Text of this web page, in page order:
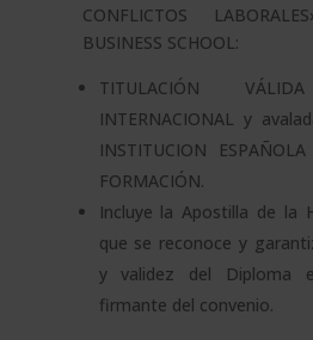
CONFLICTOS
BUSINESS SCHOOL:
TITULACIÓN
INTERNACIONAL y
INSTITUCION
FORMACIÓN.
Incluye la Apostilla de la
que se reconoce y
y validez del Diploma
firmante del convenio.